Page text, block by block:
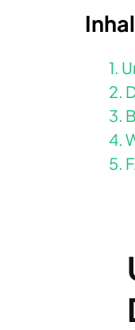
1.
2.
3.
4.
5.